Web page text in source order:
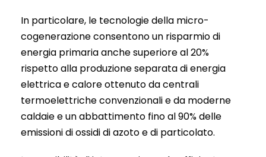
In particolare, le tecnologie della micro-
cogenerazione consentono un risparmio di
energia primaria anche superiore al 20%
rispetto alla produzione separata di energia
elettrica e calore ottenuto da centrali
termoelettriche convenzionali e da moderne
caldaie e un abbattimento fino al 90% delle
emissioni di ossidi di azoto e di particolato.